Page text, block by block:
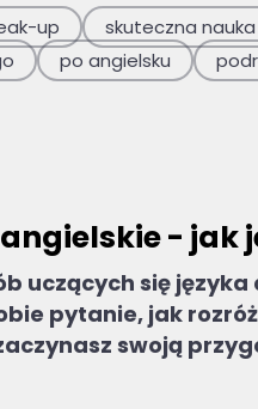
up
skuteczna
po angielsku
- jak
uczących się
pytanie, jak
swoją